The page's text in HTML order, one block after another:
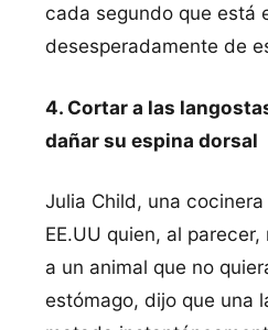
cada segundo que está
desesperadamente de
4. Cortar a las
dañar su espina dorsal
Julia Child, una
EE.UU quien, al
a un animal que no
estómago, dijo que una